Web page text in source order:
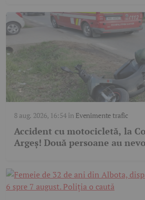
8 aug. 2026, 16:54în Evenimente trafic
Accident cu motocicletă, la
Argeș! Două persoane au